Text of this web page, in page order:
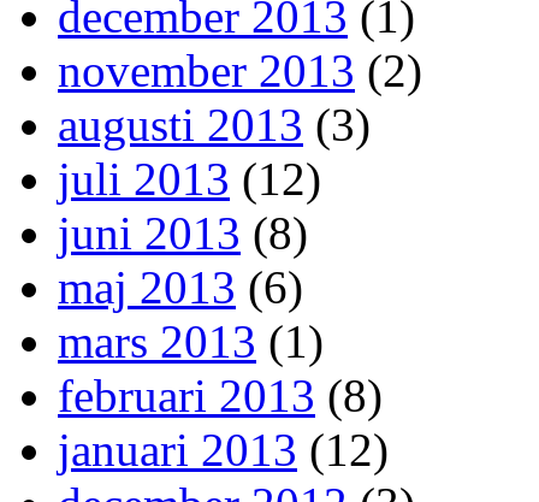
december 2013 (1)
november 2013 (2)
augusti 2013 (3)
juli 2013 (12)
juni 2013 (8)
maj 2013 (6)
mars 2013 (1)
februari 2013 (8)
januari 2013 (12)